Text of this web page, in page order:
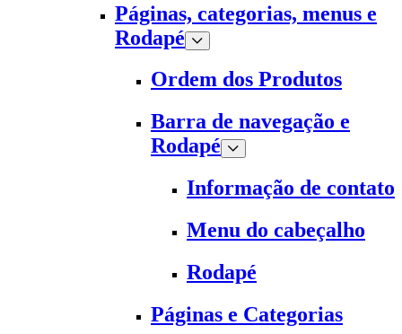
Páginas, categorias, menus e
Rodapé
Ordem dos Produtos
Barra de navegação e
Rodapé
Informação de contato
Menu do cabeçalho
Rodapé
Páginas e Categorias